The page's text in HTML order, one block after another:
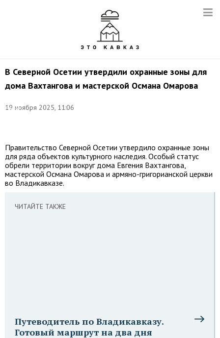
В Северной Осетии утвердили охранные зоны для
дома Вахтангова и мастерской Османа Омарова
19 ноября 2025, 11:06
Елена
Правительство Северной Осетии утвердило охранные зоны
для ряда объектов культурного наследия. Особый статус
обрели территории вокруг дома Евгения Вахтангова,
мастерской Османа Омарова и армяно-григорианской церкви
во Владикавказе.
ЧИТАЙТЕ ТАКЖЕ
Путеводитель по Владикавказу.
Готовый маршрут на два дня